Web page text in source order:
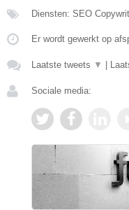
Diensten: SEO
Er wordt gewerkt op
Laatste tweets ▼
Sociale media: